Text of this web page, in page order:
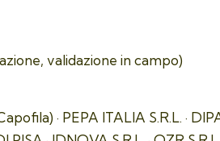
validazione in campo)
· PEPA ITALIA S.R.L. ·